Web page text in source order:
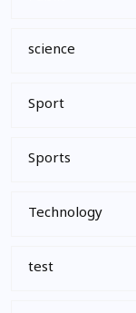
science
Sport
Sports
Technology
test